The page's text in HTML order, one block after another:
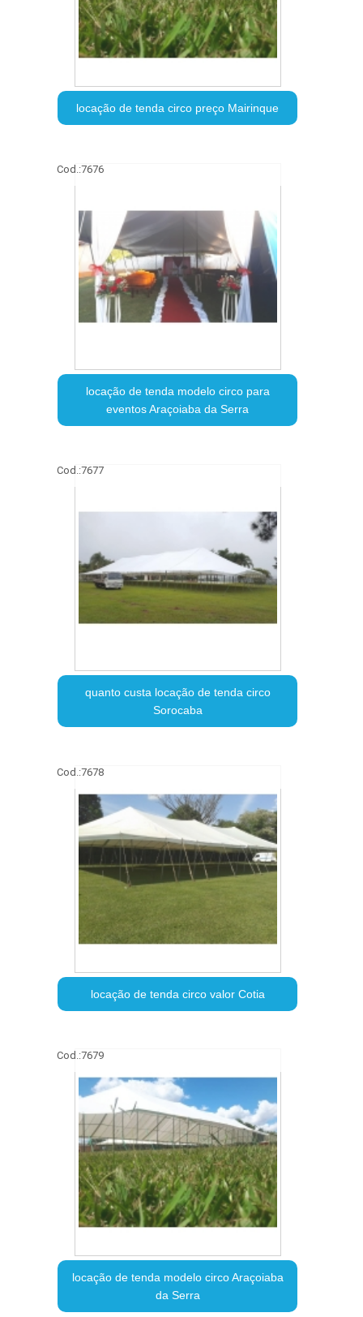
locação de tenda circo preço Mairinque
Cod.:7676
locação de tenda modelo circo para
eventos Araçoiaba da Serra
Cod.:7677
quanto custa locação de tenda circo
Sorocaba
Cod.:7678
locação de tenda circo valor Cotia
Cod.:7679
locação de tenda modelo circo Araçoiaba
da Serra